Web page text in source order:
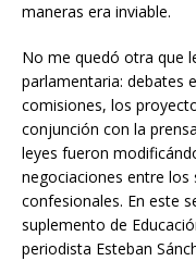
maneras era inviable.
No me quedó otra que
parlamentaria: debates
comisiones, los
conjunción con la
leyes fueron
negociaciones entre los
confesionales. En este
suplemento de
periodista Esteban